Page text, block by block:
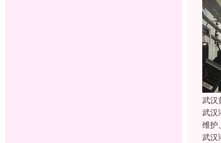
武汉
武汉
维护
武汉